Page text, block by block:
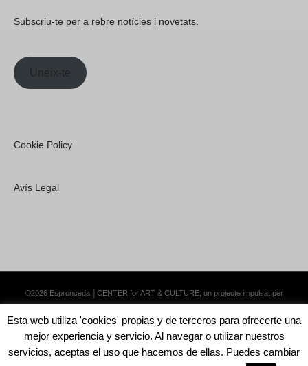
Subscriu-te per a rebre notícies i novetats.
Uneix-te
Cookie Policy
Avís Legal
©2026 Espronceda │CENTER for ART & CULTURE; un projecte impulsat per
Esta web utiliza 'cookies' propias y de terceros para ofrecerte una
mejor experiencia y servicio. Al navegar o utilizar nuestros
servicios, aceptas el uso que hacemos de ellas. Puedes cambiar